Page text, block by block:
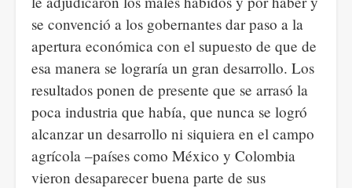
se convenció a los gobernantes dar paso a la
apertura económica con el supuesto de que de
esa manera se lograría un gran desarrollo. Los
resultados ponen de presente que se arrasó la
poca industria que había, que nunca se logró
alcanzar un desarrollo ni siquiera en el campo
agrícola –países como México y Colombia
vieron desaparecer buena parte de sus